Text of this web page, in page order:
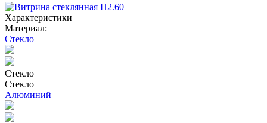
Характеристики
Материал:
Стекло
Стекло
Стекло
Алюминий